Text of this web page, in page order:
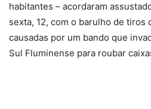
habitantes – acordaram
sexta, 12, com o barulho de tiros
causadas por um bando que
Sul Fluminense para roubar